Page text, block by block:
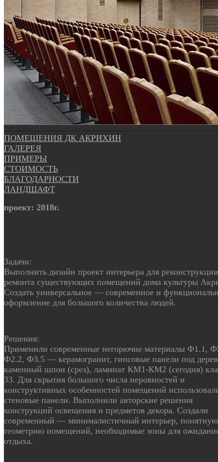
ПОМЕЩЕНИЯ ДК АКРИХИН
ГАЛЕРЕЯ
ПРИМЕРЫ
СТОИМОСТЬ
БЛАГОДАРНОСТИ
ЛАНДШАФТ
проект: 2018г.
Задачи:
Выполнить дизайн проект интерьера для
ремонта существующих помещений дома культуры
Создать универсальное — современное и
оформление для большого количества людей.
Решения:
Применили современные негорючие материалы Ф1.1,
Ф2.2, Ф3.5 — керамогранит, гипсовые панели под
каменный шпон (срез), ламинат КМ1-КМ2 (сегодня)
33. Для скрытия большого числа неровностей и
конструктивных особенностей помещений
стеновые панели. Выполнили авторские решения
конструкций освещения и предметов декора. Создали
современный — минималистичный интерьер, понятную
геометрию помещений, необходимые зоны для
отдыха.